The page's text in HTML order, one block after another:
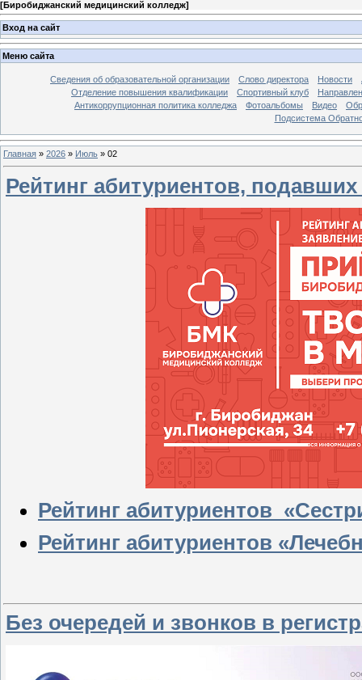
[Биробиджанский медицинский колледж]
Вход на сайт
Меню сайта
Сведения об образовательной организации Слово директора Новости
Отделение повышения квалификации
Спортивный клуб
Антикоррупционная политика колледжа
Фотоальбомы Видео
Подсистема
Главная » 2026 » Июль » 02
Рейтинг абитуриентов,
Рейтинг абитуриентов
Рейтинг абитуриентов
Без очередей и звонков в